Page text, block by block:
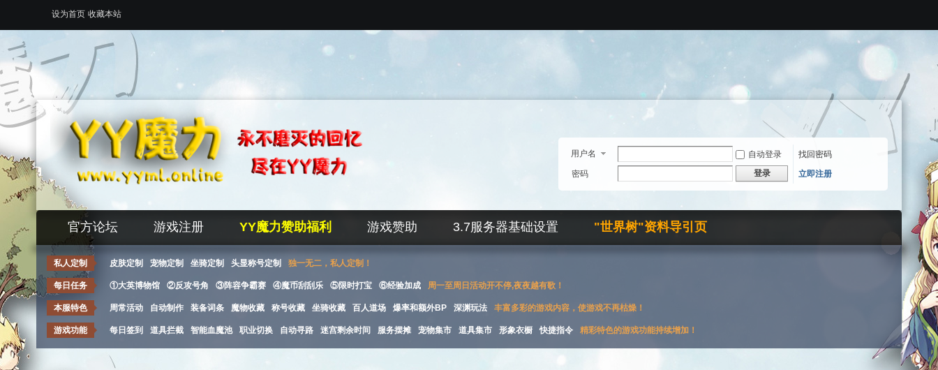
设为首页 收藏本站
用户名 自动登录
找回密码
密码
登录 立即注册
官方论坛 游戏注册 YY魔力赞助福利 游戏赞助 3.7服务器基础设置 "世界树"资料导引页
私人定制 皮肤定制 宠物定制 坐骑定制 头显称号定制 独一无二，私人定制！
每日任务 ①大英博物馆 ②反攻号角 ③阵容争霸赛 ④魔币刮刮乐 ⑤限时打宝 ⑥经验加成 周一至周日活动开不停,夜夜越有歌！
本服特色 周常活动 自动制作 装备词条 魔物收藏 称号收藏 坐骑收藏 百人道场 爆率和额外BP 深渊玩法 丰富多彩的游戏内容，使游戏不再枯燥！
游戏功能 每日签到 道具拦截 智能血魔池 职业切换 自动寻路 迷宫剩余时间 服务摆摊 宠物集市 道具集市 形象衣橱 快捷指令 精彩特色的游戏功能持续增加！